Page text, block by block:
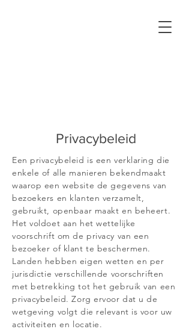
Privacybeleid
Een privacybeleid is een verklaring die
enkele of alle manieren bekendmaakt
waarop een website de gegevens van
bezoekers en klanten verzamelt,
gebruikt, openbaar maakt en beheert.
Het voldoet aan het wettelijke
voorschrift om de privacy van een
bezoeker of klant te beschermen.
Landen hebben eigen wetten en per
jurisdictie verschillende voorschriften
met betrekking tot het gebruik van een
privacybeleid. Zorg ervoor dat u de
wetgeving volgt die relevant is voor uw
activiteiten en locatie.